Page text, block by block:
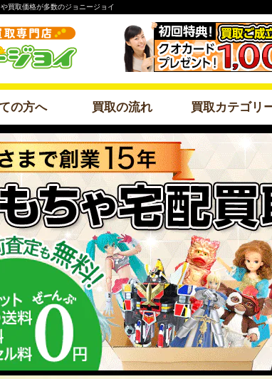
買取価格が多数のジョニージョイ
の方へ 買取の流れ 買取カテゴリ